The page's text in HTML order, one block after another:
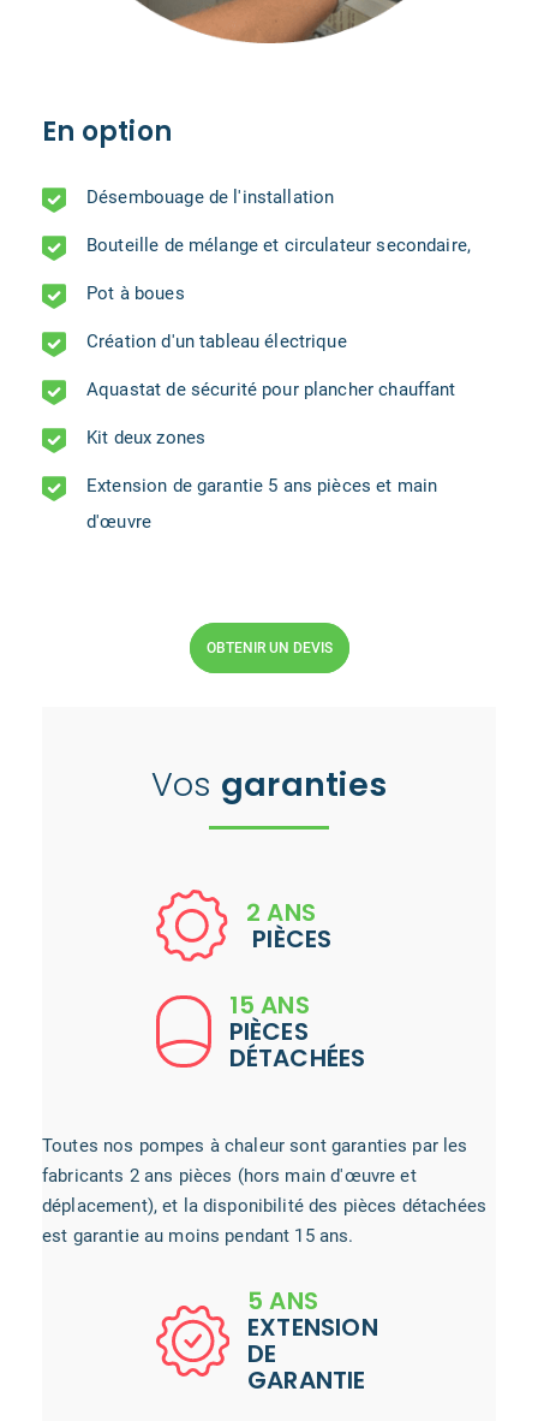
En option
Désembouage de l'installation
Bouteille de mélange et circulateur secondaire,
Pot à boues
Création d'un tableau électrique
Aquastat de sécurité pour plancher chauffant
Kit deux zones
Extension de garantie 5 ans pièces et main
d'œuvre
OBTENIR UN DEVIS
Vos garanties
2 ANS
PIÈCES
15 ANS
PIÈCES
DÉTACHÉES
Toutes nos pompes à chaleur sont garanties par les
fabricants 2 ans pièces (hors main d'œuvre et
déplacement), et la disponibilité des pièces détachées
est garantie au moins pendant 15 ans.
5 ANS
EXTENSION
DE
GARANTIE